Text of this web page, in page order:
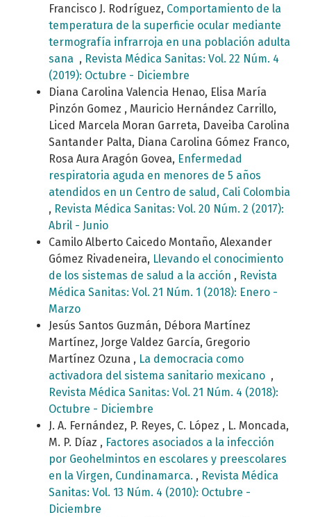
Francisco J. Rodríguez, Comportamiento de la
temperatura de la superficie ocular mediante
termografía infrarroja en una población adulta
sana , Revista Médica Sanitas: Vol. 22 Núm. 4
(2019): Octubre - Diciembre
Diana Carolina Valencia Henao, Elisa María
Pinzón Gomez , Mauricio Hernández Carrillo,
Liced Marcela Moran Garreta, Daveiba Carolina
Santander Palta, Diana Carolina Gómez Franco,
Rosa Aura Aragón Govea, Enfermedad
respiratoria aguda en menores de 5 años
atendidos en un Centro de salud, Cali Colombia
, Revista Médica Sanitas: Vol. 20 Núm. 2 (2017):
Abril - Junio
Camilo Alberto Caicedo Montaño, Alexander
Gómez Rivadeneira, Llevando el conocimiento
de los sistemas de salud a la acción , Revista
Médica Sanitas: Vol. 21 Núm. 1 (2018): Enero -
Marzo
Jesús Santos Guzmán, Débora Martínez
Martínez, Jorge Valdez García, Gregorio
Martínez Ozuna , La democracia como
activadora del sistema sanitario mexicano ,
Revista Médica Sanitas: Vol. 21 Núm. 4 (2018):
Octubre - Diciembre
J. A. Fernández, P. Reyes, C. López , L. Moncada,
M. P. Díaz , Factores asociados a la infección
por Geohelmintos en escolares y preescolares
en la Virgen, Cundinamarca. , Revista Médica
Sanitas: Vol. 13 Núm. 4 (2010): Octubre -
Diciembre